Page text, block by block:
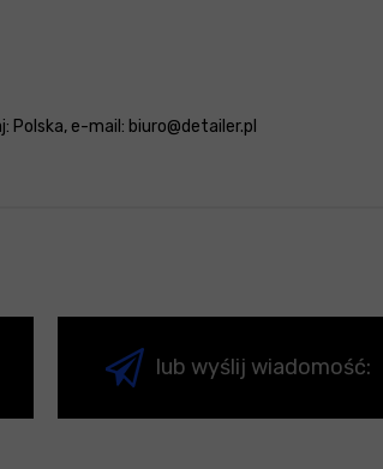
e-mail: biuro@detailer.pl
lub wyślij wiadomość: